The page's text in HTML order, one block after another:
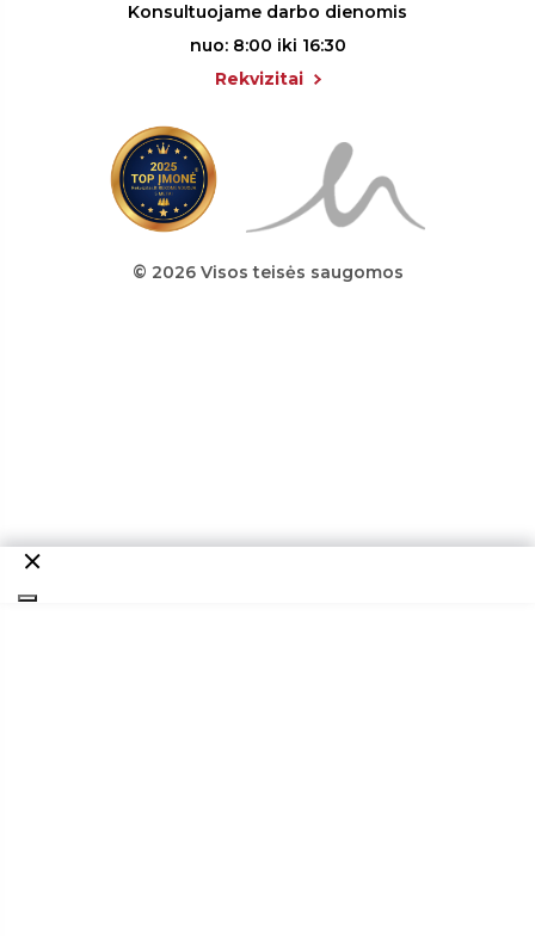
Konsultuojame darbo dienomis
nuo: 8:00 iki 16:30
Rekvizitai
© 2026 Visos teisės saugomos